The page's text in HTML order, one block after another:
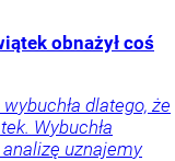
obnażył coś
dlatego, że
Wybuchła
uznajemy